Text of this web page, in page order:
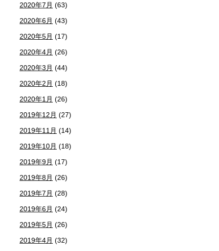
2020年7月 (63)
2020年6月 (43)
2020年5月 (17)
2020年4月 (26)
2020年3月 (44)
2020年2月 (18)
2020年1月 (26)
2019年12月 (27)
2019年11月 (14)
2019年10月 (18)
2019年9月 (17)
2019年8月 (26)
2019年7月 (28)
2019年6月 (24)
2019年5月 (26)
2019年4月 (32)